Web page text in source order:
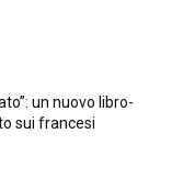
un nuovo libro-
sui francesi